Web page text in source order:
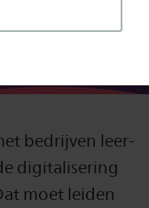
bedrijven leer-
digitalisering
moet leiden